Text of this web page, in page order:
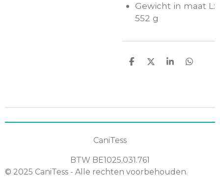
Gewicht in maat L:
552 g
D
D
S
D
CaniTess
BTW BE1025.031.761
© 2025 CaniTess - Alle rechten voorbehouden.